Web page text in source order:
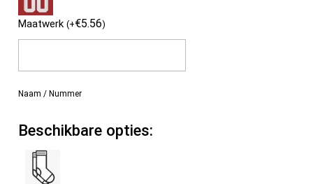
Maatwerk(+€5.56)
Naam / Nummer
Beschikbare opties: